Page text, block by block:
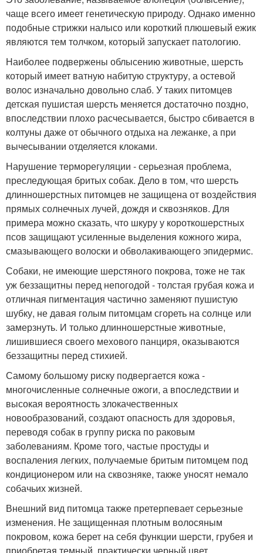
чаще всего имеет генетическую природу. Однако именно
подобные стрижки налысо или короткий плюшевый ежик
являются тем толчком, который запускает патологию.
Наиболее подвержены облысению животные, шерсть
который имеет ватную набитую структуру, а остевой
волос изначально довольно слаб. У таких питомцев
детская пушистая шерсть меняется достаточно поздно,
впоследствии плохо расчесывается, быстро сбивается в
колтуны даже от обычного отдыха на лежанке, а при
вычесывании отделяется клоками.
Нарушение терморегуляции - серьезная проблема,
преследующая бритых собак. Дело в том, что шерсть
длинношерстных питомцев не защищена от воздействия
прямых солнечных лучей, дождя и сквозняков. Для
примера можно сказать, что шкуру у короткошерстных
псов защищают усиленные выделения кожного жира,
смазывающего волоски и обволакивающего эпидермис.
Собаки, не имеющие шерстяного покрова, тоже не так
уж беззащитны перед непогодой - толстая грубая кожа и
отличная пигментация частично заменяют пушистую
шубку, не давая голым питомцам сгореть на солнце или
замерзнуть. И только длинношерстные животные,
лишившиеся своего мехового панциря, оказываются
беззащитны перед стихией.
Самому большому риску подвергается кожа -
многочисленные солнечные ожоги, а впоследствии и
высокая вероятность злокачественных
новообразований, создают опасность для здоровья,
переводя собак в группу риска по раковым
заболеваниям. Кроме того, частые простуды и
воспаления легких, получаемые бритым питомцем под
кондиционером или на сквозняке, также уносят немало
собачьих жизней.
Внешний вид питомца также претерпевает серьезные
изменения. Не защищенная плотным волосяным
покровом, кожа берет на себя функции шерсти, грубея и